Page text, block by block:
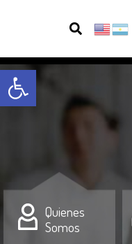
Open toolbar
Quienes
Somos